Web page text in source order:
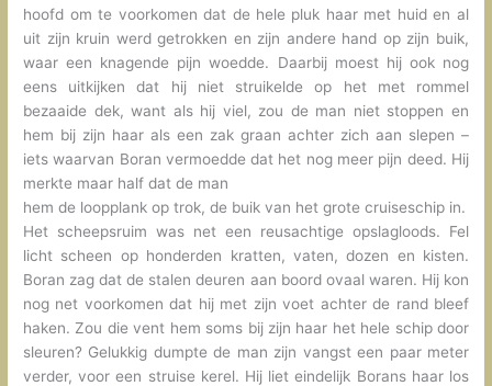
hoofd om te voorkomen dat de hele pluk haar met huid en al
uit zijn kruin werd getrokken en zijn andere hand op zijn buik,
waar een knagende pijn woedde. Daarbij moest hij ook nog
eens uitkijken dat hij niet struikelde op het met rommel
bezaaide dek, want als hij viel, zou de man niet stoppen en
hem bij zijn haar als een zak graan achter zich aan slepen –
iets waarvan Boran vermoedde dat het nog meer pijn deed. Hij
merkte maar half dat de man
hem de loopplank op trok, de buik van het grote cruiseschip in.
Het scheepsruim was net een reusachtige opslagloods. Fel
licht scheen op honderden kratten, vaten, dozen en kisten.
Boran zag dat de stalen deuren aan boord ovaal waren. Hij kon
nog net voorkomen dat hij met zijn voet achter de rand bleef
haken. Zou die vent hem soms bij zijn haar het hele schip door
sleuren? Gelukkig dumpte de man zijn vangst een paar meter
verder, voor een struise kerel. Hij liet eindelijk Borans haar los